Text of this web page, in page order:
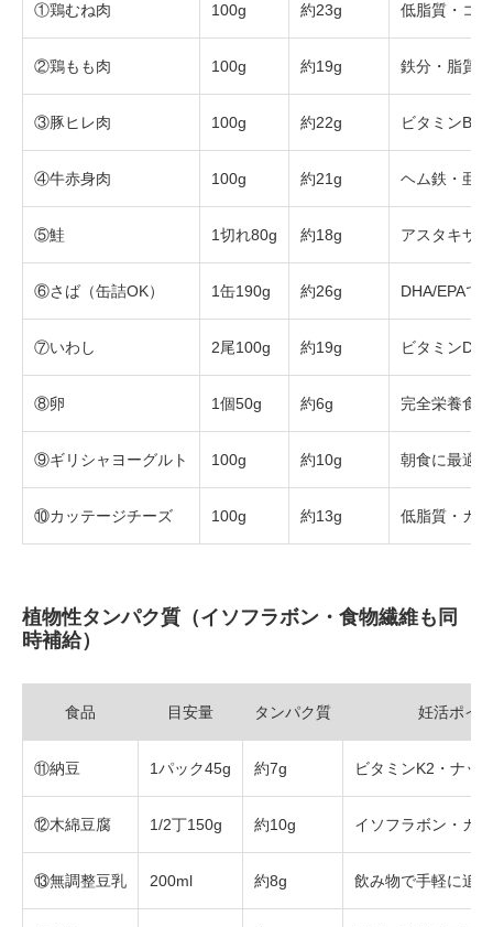
①鶏むね肉 100g 約23g 低脂質・コ
②鶏もも肉 100g 約19g 鉄分・脂質
③豚ヒレ肉 100g 約22g ビタミンB1
④牛赤身肉 100g 約21g ヘム鉄・亜
⑤鮭 1切れ80g 約18g アスタキサ
⑥さば（缶詰OK） 1缶190g 約26g DHA/EPAで
⑦いわし 2尾100g 約19g ビタミンD
⑧卵 1個50g 約6g 完全栄養食
⑨ギリシャヨーグルト 100g 約10g 朝食に最適
⑩カッテージチーズ 100g 約13g 低脂質・カ
植物性タンパク質（イソフラボン・食物繊維も同
時補給）
食品 目安量 タンパク質 妊活ポイ
⑪納豆 1パック45g 約7g ビタミンK2・ナッ
⑫木綿豆腐 1/2丁150g 約10g イソフラボン・カ
⑬無調整豆乳 200ml 約8g 飲み物で手軽に追加